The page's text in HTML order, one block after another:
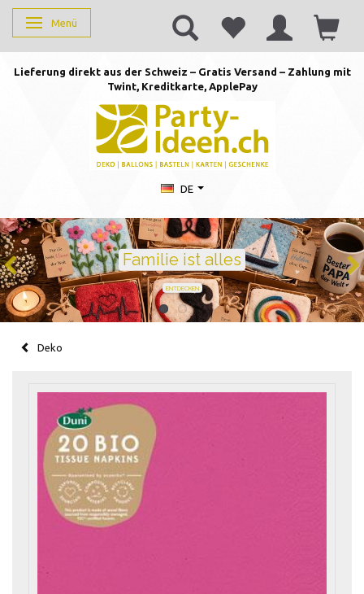
Anzeige ändern
Menü
Lieferung direkt aus der Schweiz – Gratis Versand – Zahlung mit
Twint, Kreditkarte, ApplePay
DE
Geburtstag feiern mit Stil
Ballons · Tischdeko · Karten · Zahlen
GEBURTSTAGSDEKO ENTDECKEN
Deko